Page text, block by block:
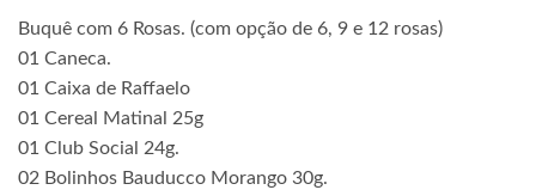
Buquê com 6 Rosas. (com opção de 6, 9 e 12 rosas)
01 Caneca.
01 Caixa de Raffaelo
01 Cereal Matinal 25g
01 Club Social 24g.
02 Bolinhos Bauducco Morango 30g.